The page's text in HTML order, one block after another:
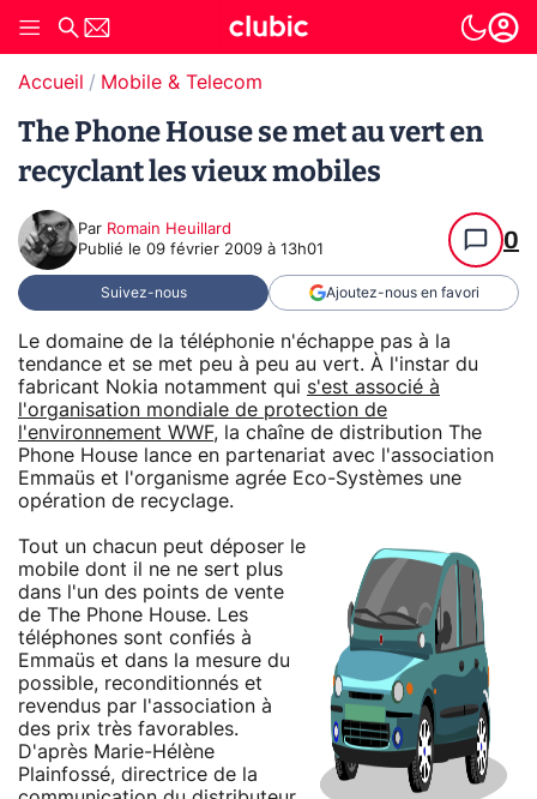
Accueil Mobile & Telecom
The Phone House se met au vert en
recyclant les vieux mobiles
Par Romain Heuillard
Publié le 09 février 2009 à 13h01 0
Suivez-nous Ajoutez-nous en favori
Le domaine de la téléphonie n'échappe pas à la
tendance et se met peu à peu au vert. À l'instar du
fabricant Nokia notamment qui s'est associé à
l'organisation mondiale de protection de
l'environnement WWF, la chaîne de distribution The
Phone House lance en partenariat avec l'association
Emmaüs et l'organisme agrée Eco-Systèmes une
opération de recyclage.
Tout un chacun peut déposer le
mobile dont il ne ne sert plus
dans l'un des points de vente
de The Phone House. Les
téléphones sont confiés à
Emmaüs et dans la mesure du
possible, reconditionnés et
revendus par l'association à
des prix très favorables.
D'après Marie-Hélène
Plainfossé, directrice de la